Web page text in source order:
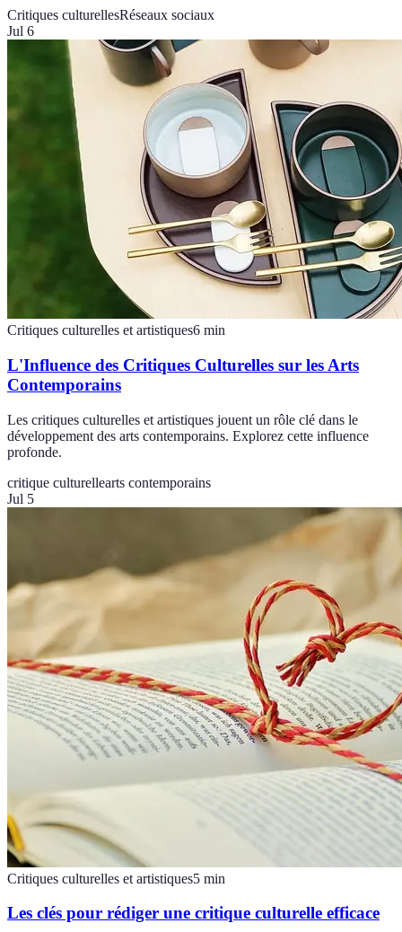
Critiques culturellesRéseaux sociaux
Jul 6
Critiques culturelles et artistiques6 min
L'Influence des Critiques Culturelles sur les Arts
Contemporains
Les critiques culturelles et artistiques jouent un rôle clé dans le
développement des arts contemporains. Explorez cette influence
profonde.
critique culturellearts contemporains
Jul 5
Critiques culturelles et artistiques5 min
Les clés pour rédiger une critique culturelle efficace